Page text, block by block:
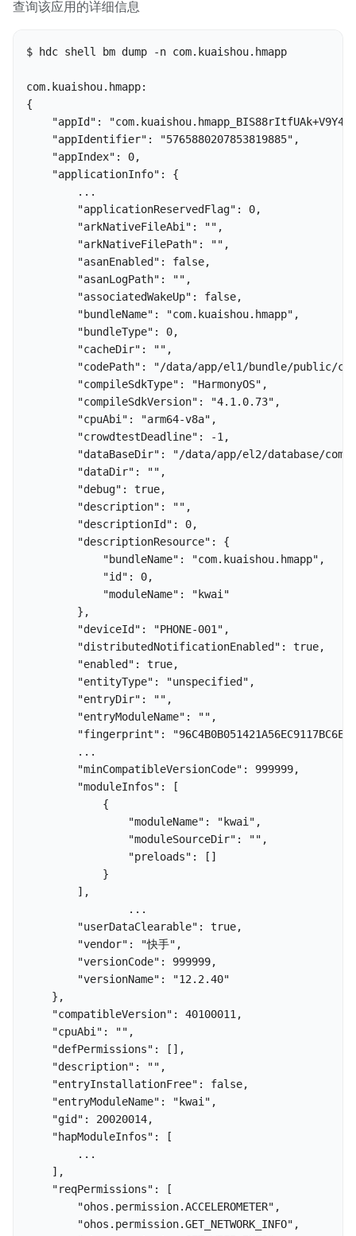
查询该应用的详细信息
$ hdc shell bm dump -n com.kuaishou.hmapp
com.kuaishou.hmapp:
{
"appId":
    "appIdentifier": "5765880207853819885",
    "appIndex": 0,
    "applicationInfo": {
        ...
        "applicationReservedFlag": 0,
        "arkNativeFileAbi": "",
        "arkNativeFilePath": "",
        "asanEnabled": false,
        "asanLogPath": "",
        "associatedWakeUp": false,
        "bundleName": "com.kuaishou.hmapp",
        "bundleType": 0,
        "cacheDir": "",
"codePath": "/data/app/el1/bundle/public/
        "compileSdkType": "HarmonyOS",
        "compileSdkVersion": "4.1.0.73",
        "cpuAbi": "arm64-v8a",
        "crowdtestDeadline": -1,
"dataBaseDir": "/data/app/el2/database/
        "dataDir": "",
        "debug": true,
        "description": "",
        "descriptionId": 0,
        "descriptionResource": {
            "bundleName": "com.kuaishou.hmapp",
            "id": 0,
            "moduleName": "kwai"
        },
        "deviceId": "PHONE-001",
        "distributedNotificationEnabled": true,
        "enabled": true,
        "entityType": "unspecified",
        "entryDir": "",
        "entryModuleName": "",
"fingerprint":
        ...
        "minCompatibleVersionCode": 999999,
        "moduleInfos": [
            {
                "moduleName": "kwai",
                "moduleSourceDir": "",
                "preloads": []
            }
        ],
                ...
        "userDataClearable": true,
        "vendor": "快手",
        "versionCode": 999999,
        "versionName": "12.2.40"
    },
    "compatibleVersion": 40100011,
    "cpuAbi": "",
    "defPermissions": [],
    "description": "",
    "entryInstallationFree": false,
    "entryModuleName": "kwai",
    "gid": 20020014,
    "hapModuleInfos": [
        ...
    ],
    "reqPermissions": [
        "ohos.permission.ACCELEROMETER",
        "ohos.permission.GET_NETWORK_INFO",